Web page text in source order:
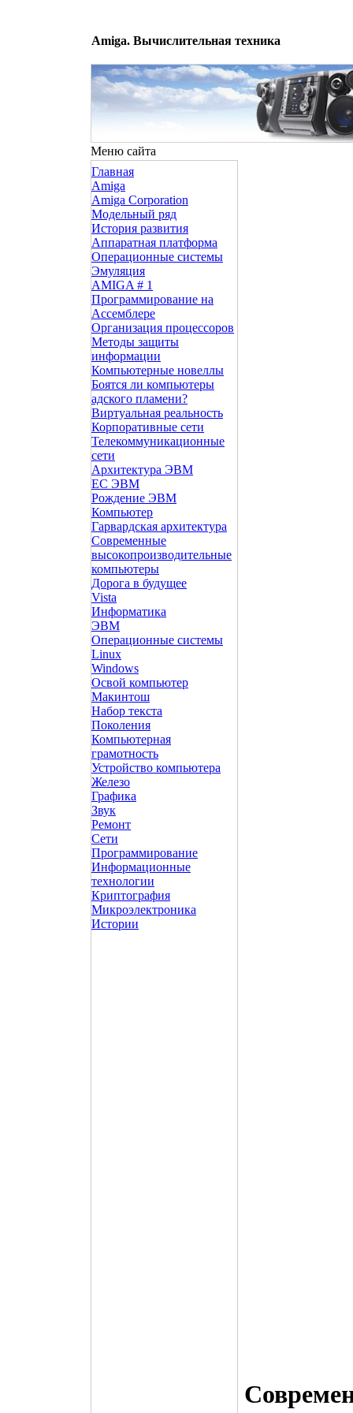
Amiga. Вычислительная техника
Меню сайта
Главная
Amiga
Amiga Corporation
Модельный ряд
История развития
Аппаратная платформа
Операционные системы
Эмуляция
AMIGA # 1
Программирование на
Ассемблере
Организация процессоров
Методы защиты
информации
Компьютерные новеллы
Боятся ли компьютеры
адского пламени?
Виртуальная реальность
Корпоративные сети
Телекоммуникационные
сети
Архитектура ЭВМ
ЕС ЭВМ
Рождение ЭВМ
Компьютер
Гарвардская архитектура
Современные
высокопроизводительные
компьютеры
Дорога в будущее
Vista
Инфоpматика
ЭВМ
Операционные системы
Linux
Windows
Освой компьютер
Макинтош
Набор текста
Поколения
Компьютерная
грамотность
Устройство компьютера
Железо
Графика
Звук
Ремонт
Сети
Программирование
Информационные
технологии
Криптография
Микроэлектроника
Истории